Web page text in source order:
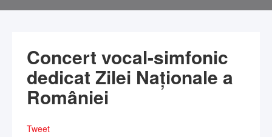
Concert vocal-simfonic
dedicat Zilei Naționale a
României
Tweet